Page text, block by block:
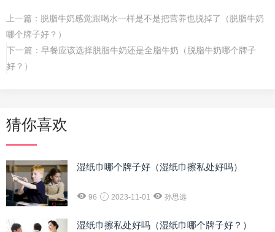
上一篇： 脱脂牛奶感觉跟喝水一样是不是把营养也脱掉了（脱脂牛奶
哪个牌子好？）
下一篇： 早餐应该选择脱脂牛奶还是全脂牛奶（脱脂牛奶哪个牌子
好？）
猜你喜欢
湿纸巾哪个牌子好（湿纸巾擦私处好吗）
96 2023-11-01 孙思远
湿纸巾擦私处好吗（湿纸巾哪个牌子好？）